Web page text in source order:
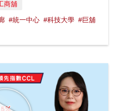
商舖
#統一中心 #科技大學 #巨舖